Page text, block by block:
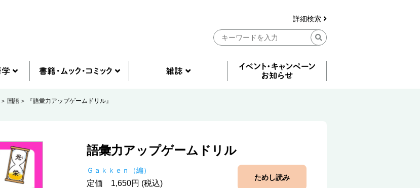
詳細検索
国語 『語彙力アップゲームドリル』
語彙力アップゲームドリル
ためし読み
Ｇａｋｋｅｎ（編）
定価 1,650円 (税込)